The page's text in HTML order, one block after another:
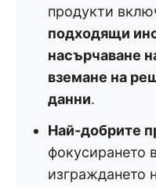
продукти
подходящи
насърчаване
вземане на
данни.
Най-добрите
фокусирането
изграждането